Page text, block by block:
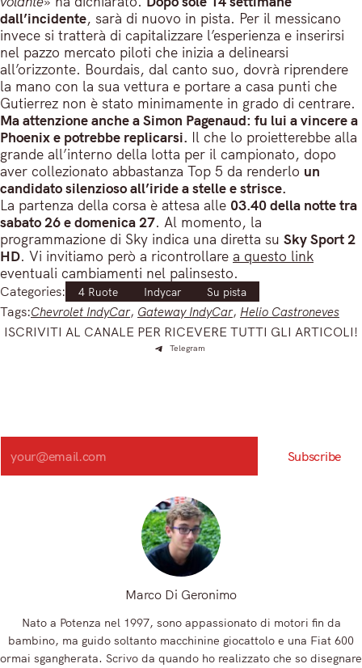
dall’incidente, sarà di nuovo in pista. Per il messicano
invece si tratterà di capitalizzare l’esperienza e inserirsi
nel pazzo mercato piloti che inizia a delinearsi
all’orizzonte. Bourdais, dal canto suo, dovrà riprendere
la mano con la sua vettura e portare a casa punti che
Gutierrez non è stato minimamente in grado di centrare.
Ma attenzione anche a Simon Pagenaud: fu lui a vincere a
Phoenix e potrebbe replicarsi. Il che lo proietterebbe alla
grande all’interno della lotta per il campionato, dopo
aver collezionato abbastanza Top 5 da renderlo un
candidato silenzioso all’iride a stelle e strisce.
La partenza della corsa è attesa alle 03.40 della notte tra
sabato 26 e domenica 27. Al momento, la
programmazione di Sky indica una diretta su Sky Sport 2
HD. Vi invitiamo però a ricontrollare a questo link
eventuali cambiamenti nel palinsesto.
Categories: 4 Ruote Indycar Su pista
Tags:Chevrolet IndyCar, Gateway IndyCar, Helio Castroneves
ISCRIVITI AL CANALE PER RICEVERE TUTTI GLI ARTICOLI!
Telegram
Search
Subscribe
Marco Di Geronimo
Nato a Potenza nel 1997, sono appassionato di motori fin da
bambino, ma guido soltanto macchinine giocattolo e una Fiat 600
ormai sgangherata. Scrivo da quando ho realizzato che so disegnare